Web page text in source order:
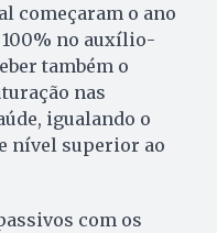
começaram o ano
100% no auxílio-
também o
nas
igualando o
nível superior ao
com os